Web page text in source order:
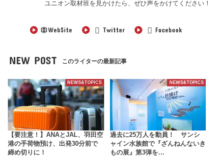
ユニオン取材班を見かけたら、ぜひ声をかけてください！
WebSite Twitter Facebook
NEW POST このライターの最新記事
NEWS&TOPICS
【要注意！】ANAとJAL、羽田空
港の手荷物預け、出発30分前で
締め切りに！
NEWS&TOPICS
過去に25万人を動員！ サンシ
ャイン水族館で『ざんねんないき
もの展』第3弾を…